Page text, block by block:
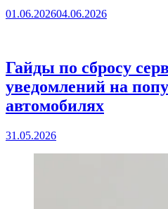
01.06.202604.06.2026
Гайды по сбросу
уведомлений на
автомобилях
31.05.2026